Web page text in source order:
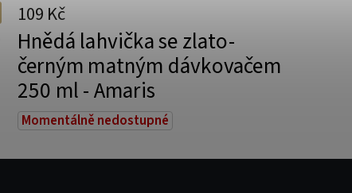
Hnědá lahvička se zlato-
černým matným dávkovačem
250 ml - Amaris
Momentálně nedostupné
109 Kč